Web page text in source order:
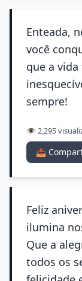
Enteada,
você
que a
sempre!
👁️ 2,295
📤
Feliz
ilumina
Que a
todos os